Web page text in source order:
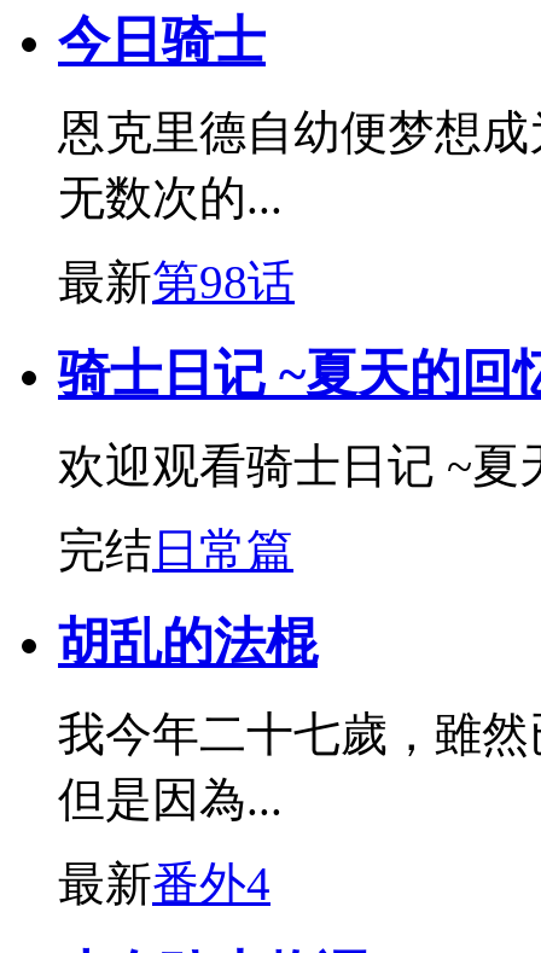
今日骑士
恩克里德自幼便梦想
无数次的...
最新第98话
骑士日记 ~夏天的回
欢迎观看骑士日记 ~夏
完结 日常篇
胡乱的法棍
我今年二十七歲，雖
但是因為...
最新番外4